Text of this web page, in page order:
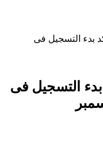
بدء التسجيل فى
بدء التسجيل فى